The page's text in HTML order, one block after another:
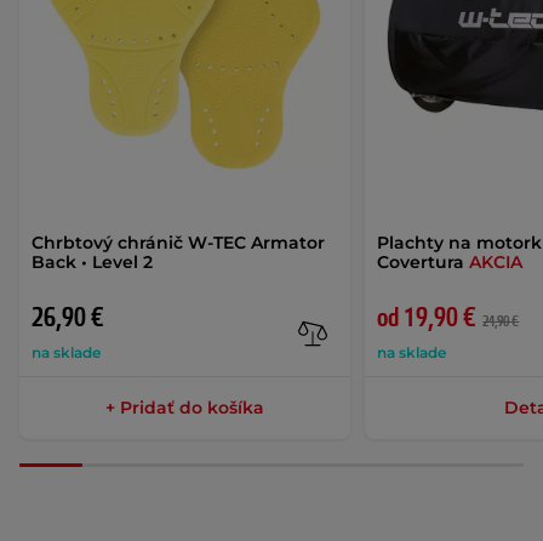
Chrbtový chránič W-TEC Armator
Back • Level 2
26,90 €
na sklade
+ Pridať do košíka
Plachty na
CoverturaAKCIA
od 19,90 € 24,90 €
na sklade